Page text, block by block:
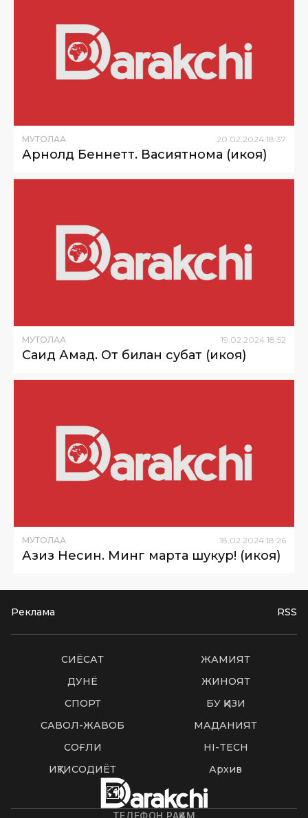
МУТОЛАА 20 02 2024 18:37
Арнолд Беннетт. Васиятнома (ҳикоя)
МУТОЛАА 19 02 2024 18:52
Саид Аҳмад. От билан суҳбат (ҳикоя)
МУТОЛАА 18 02 2024 18:26
Азиз Несин. Минг марта шукур! (ҳикоя)
Реклама RSS
СИËСАТ
ЖАМИЯТ
ДУНË
ЖИНОЯТ
СПОРТ
БУ ҚИЗИҚ
САВОЛ-ЖАВОБ
МАДАНИЯТ
СОҒЛИҚ
HI-TECH
ИҚТИСОДИЁТ
Архив
ТЕЛЕФОН РАҚАМ